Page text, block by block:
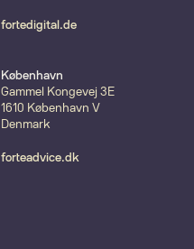
fortedigital.de
København
Gammel Kongevej 3E
1610 København V
Denmark
forteadvice.dk